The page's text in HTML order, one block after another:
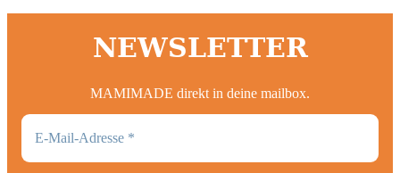
NEWSLETTER
MAMIMADE direkt in deine mailbox.